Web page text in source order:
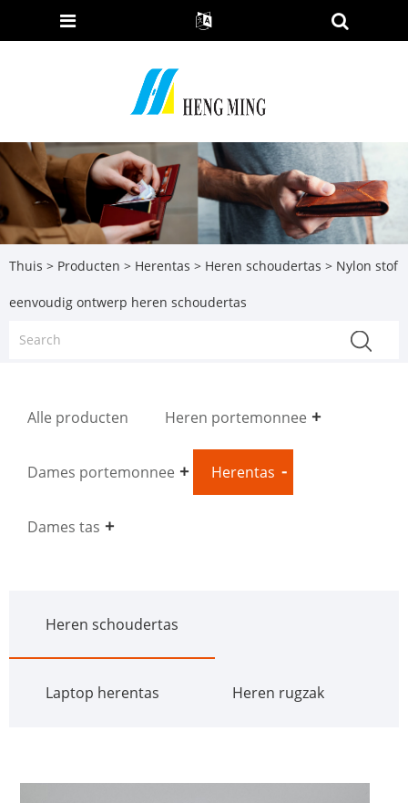
Thuis > Producten > Herentas > Heren schoudertas > Nylon stof
eenvoudig ontwerp heren schoudertas
Alle producten Heren portemonnee
Dames portemonnee Herentas
Dames tas
Heren schoudertas
Laptop herentas Heren rugzak